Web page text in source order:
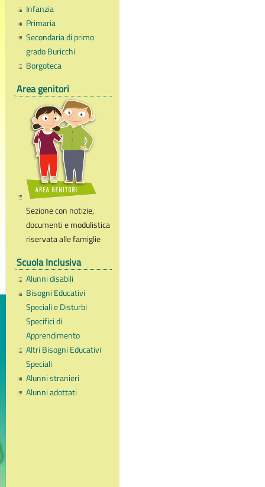
Infanzia
Primaria
Secondaria di primo
grado Buricchi
Borgoteca
Area genitori
Sezione con notizie,
documenti e modulistica
riservata alle famiglie
Scuola Inclusiva
Alunni disabili
Bisogni Educativi
Speciali e Disturbi
Specifici di
Apprendimento
Altri Bisogni Educativi
Speciali
Alunni stranieri
Alunni adottati